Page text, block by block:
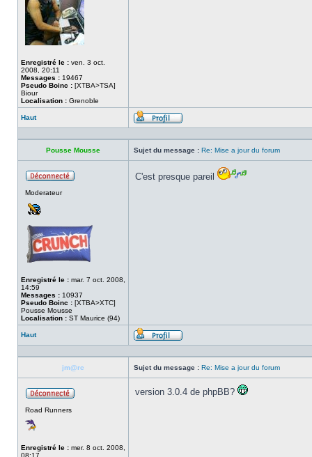
Enregistré le : ven. 3 oct.
2008, 20:11
Messages : 19467
Pseudo Boinc : [XTBA>TSA]
Biour
Localisation : Grenoble
Haut
Profil
Pousse Mousse Sujet du message : Re: Mise a jour du forum
Moderateur
Enregistré le : mar. 7 oct. 2008,
14:59
Messages : 10937
Pseudo Boinc : [XTBA>XTC]
Pousse Mousse
Localisation : ST Maurice (94)
C'est presque pareil
Haut
Profil
jm@rc Sujet du message : Re: Mise a jour du forum
Road Runners
Enregistré le : mer. 8 oct. 2008,
08:17
version 3.0.4 de phpBB?